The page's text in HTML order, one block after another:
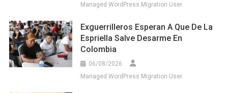
Managed WordPress Migration User
Exguerrilleros Esperan A Que De La
Espriella Salve Desarme En
Colombia
06/08/2026
Managed WordPress Migration User